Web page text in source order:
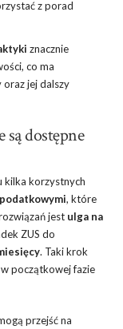
z porad
znacznie
co ma
jej dalszy
są dostępne
kilka korzystnych
, które
jest ulga na
ZUS do
. Taki krok
początkowej fazie
przejść na